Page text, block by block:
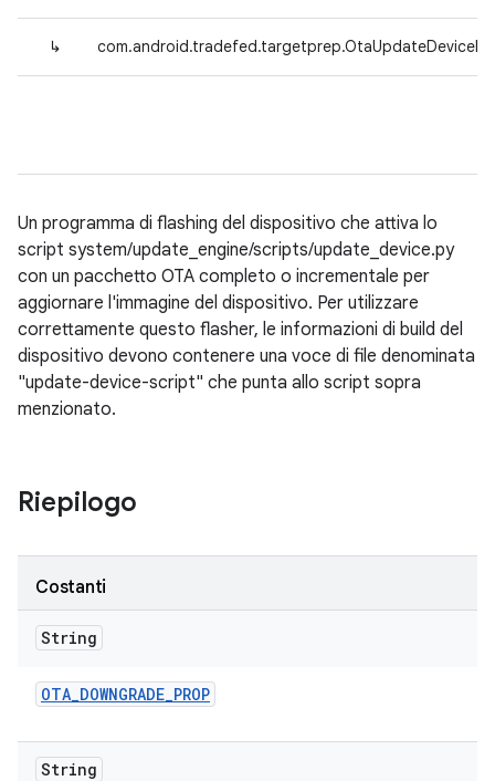
↳
Un programma di flashing del dispositivo che attiva lo
script system/update_engine/scripts/update_device.py
con un pacchetto OTA completo o incrementale per
aggiornare l'immagine del dispositivo. Per utilizzare
correttamente questo flasher, le informazioni di build del
dispositivo devono contenere una voce di file denominata
"update-device-script" che punta allo script sopra
menzionato.
Riepilogo
Costanti
String
OTA_DOWNGRADE_PROP
String